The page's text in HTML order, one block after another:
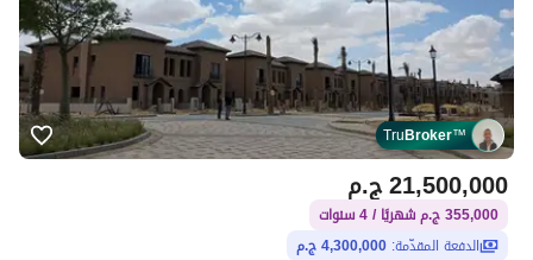
TruBroker™
ج.م21,500,000
355,000 ج.م شهريًا / 4 سنوات
الدفعة المقدّمة: 4,300,000 ج.م